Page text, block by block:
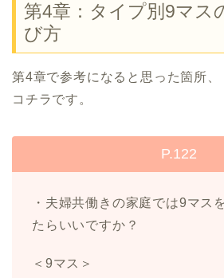
第4章：タイプ別9マス
び方
第4章で参考になると思った箇所、
コチラです。
P.122
・夫婦共働きの家庭では9マス
たらいいですか？
＜9マス＞